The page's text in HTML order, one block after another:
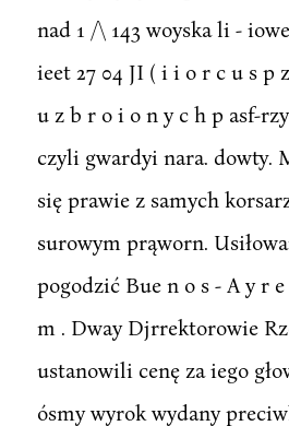
nad 1 /\ 143 woyska li -
ieet 27 04 JI ( i i o r c u s p
u z b r o i o n y c h p asf-
czyli gwardyi nara. dowty.
się prawie z samych
surowym prąworn.
pogodzić Bue n o s - A y r
m . Dway Djrrektorowie
ustanowili cenę za iego
ósmy wyrok wydany